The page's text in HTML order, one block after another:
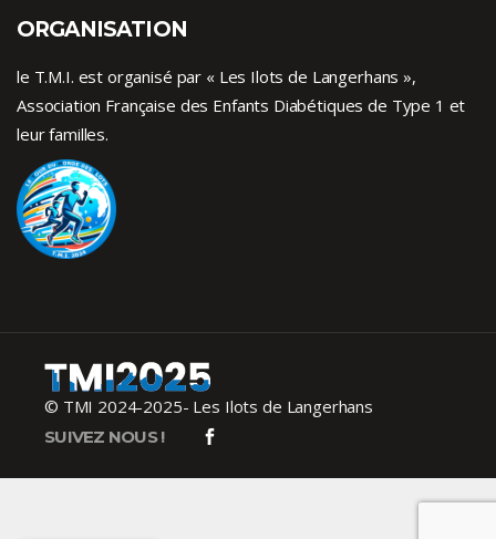
ORGANISATION
le T.M.I. est organisé par « Les Ilots de Langerhans »,
Association Française des Enfants Diabétiques de Type 1 et
leur familles.
© TMI 2024-2025- Les Ilots de Langerhans
SUIVEZ NOUS !